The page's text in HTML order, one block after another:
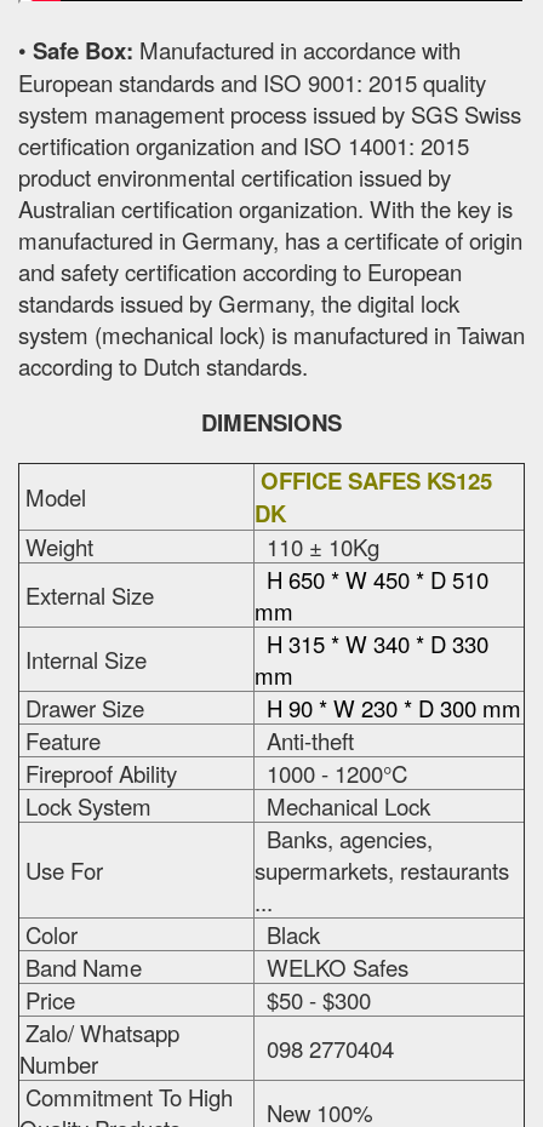
• Safe Box: Manufactured in accordance with
European standards and ISO 9001: 2015 quality
system management process issued by SGS Swiss
certification organization and ISO 14001: 2015
product environmental certification issued by
Australian certification organization. With the key is
manufactured in Germany, has a certificate of origin
and safety certification according to European
standards issued by Germany, the digital lock
system (mechanical lock) is manufactured in Taiwan
according to Dutch standards.
DIMENSIONS
Model
OFFICE SAFES KS125
DK
Weight
110 ± 10Kg
External Size
H 650 * W 450 * D 510
mm
Internal Size
H 315 * W 340 * D 330
mm
Drawer Size
H 90 * W 230 * D 300 mm
Feature
Anti-theft
Fireproof Ability
1000 - 1200°C
Lock System
Mechanical Lock
Use For
Banks, agencies,
supermarkets, restaurants
...
Color
Black
Band Name
WELKO Safes
Price
$50 - $300
Zalo/ Whatsapp
Number
098 2770404
Commitment To High
New 100%